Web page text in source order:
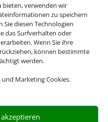
bieten, verwenden wir
zu speichern
diesen Technologien
das Surfverhalten oder
Wenn Sie ihre
können bestimmte
werden.
Marketing Cookies.